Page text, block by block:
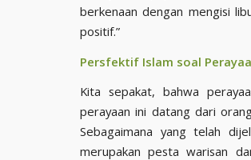
berkenaan dengan mengisi
positif.”
Persfektif Islam soal
Kita sepakat, bahwa
perayaan ini datang dari
Sebagaimana yang telah
merupakan pesta warisan